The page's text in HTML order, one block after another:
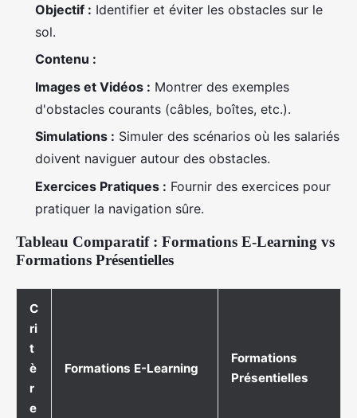
Objectif : Identifier et éviter les obstacles sur le
sol.
Contenu :
Images et Vidéos : Montrer des exemples
d'obstacles courants (câbles, boîtes, etc.).
Simulations : Simuler des scénarios où les salariés
doivent naviguer autour des obstacles.
Exercices Pratiques : Fournir des exercices pour
pratiquer la navigation sûre.
Tableau Comparatif : Formations E-Learning vs
Formations Présentielles
C
ri
t
è
r
e
Formations E-Learning
Formations
Présentielles